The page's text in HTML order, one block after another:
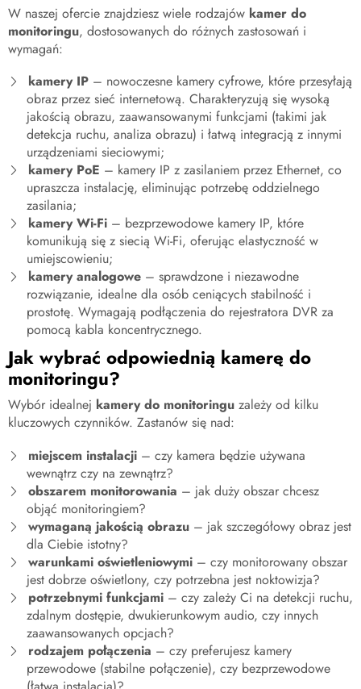
W naszej ofercie znajdziesz wiele rodzajów kamer do
monitoringu, dostosowanych do różnych zastosowań i
wymagań:
kamery IP – nowoczesne kamery cyfrowe, które przesyłają
obraz przez sieć internetową. Charakteryzują się wysoką
jakością obrazu, zaawansowanymi funkcjami (takimi jak
detekcja ruchu, analiza obrazu) i łatwą integracją z innymi
urządzeniami sieciowymi;
kamery PoE – kamery IP z zasilaniem przez Ethernet, co
upraszcza instalację, eliminując potrzebę oddzielnego
zasilania;
kamery Wi-Fi – bezprzewodowe kamery IP, które
komunikują się z siecią Wi-Fi, oferując elastyczność w
umiejscowieniu;
kamery analogowe – sprawdzone i niezawodne
rozwiązanie, idealne dla osób ceniących stabilność i
prostotę. Wymagają podłączenia do rejestratora DVR za
pomocą kabla koncentrycznego.
Jak wybrać odpowiednią kamerę do
monitoringu?
Wybór idealnej kamery do monitoringu zależy od kilku
kluczowych czynników. Zastanów się nad:
miejscem instalacji – czy kamera będzie używana
wewnątrz czy na zewnątrz?
obszarem monitorowania – jak duży obszar chcesz
objąć monitoringiem?
wymaganą jakością obrazu – jak szczegółowy obraz jest
dla Ciebie istotny?
warunkami oświetleniowymi – czy monitorowany obszar
jest dobrze oświetlony, czy potrzebna jest noktowizja?
potrzebnymi funkcjami – czy zależy Ci na detekcji ruchu,
zdalnym dostępie, dwukierunkowym audio, czy innych
zaawansowanych opcjach?
rodzajem połączenia – czy preferujesz kamery
przewodowe (stabilne połączenie), czy bezprzewodowe